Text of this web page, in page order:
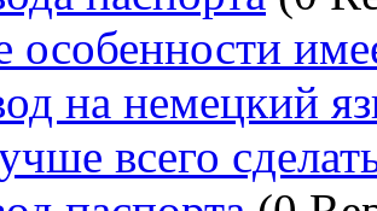
особенности
на немецкий
всего